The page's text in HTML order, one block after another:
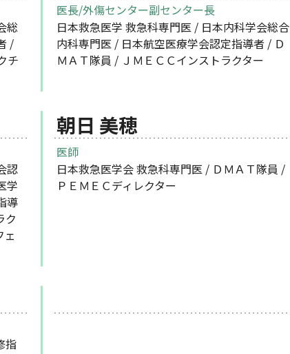
総
/
チ
医長/外傷センター副センター長
日本救急医学 救急科専門医 / 日本内科学会総合
内科専門医 / 日本航空医療学会認定指導者 / Ｄ
ＭＡＴ隊員 / ＪＭＥＣＣインストラクター
認
学
導
ク
朝日 美穂
医師
日本救急医学会 救急科専門医 / ＤＭＡＴ隊員 /
ＰＥＭＥＣディレクター
指